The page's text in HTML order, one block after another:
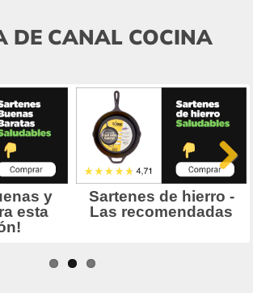
DE CANAL COCINA